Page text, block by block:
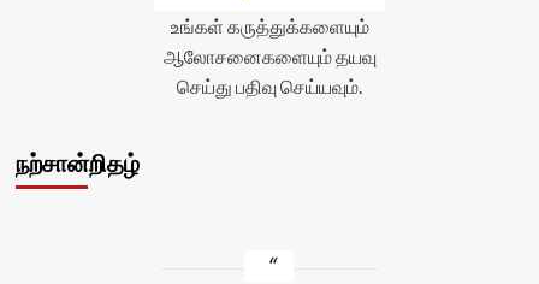
உங்கள் கருத்துக்களையும்
ஆலோசனைகளையும் தயவு
செய்து பதிவு செய்யவும்.
நற்சான்றிதழ்